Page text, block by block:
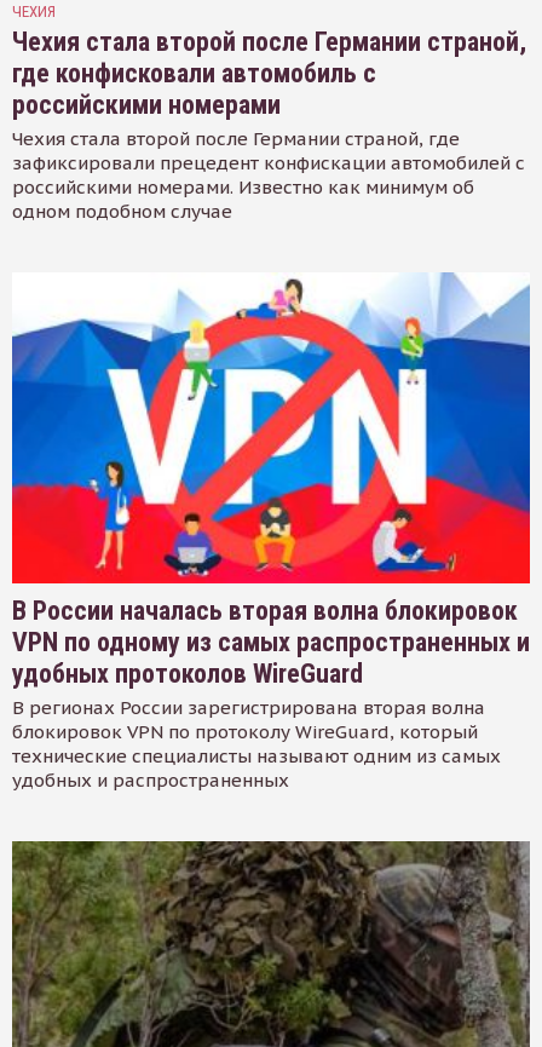
ЧЕХИЯ
Чехия стала второй после Германии страной,
где конфисковали автомобиль с
российскими номерами
Чехия стала второй после Германии страной, где
зафиксировали прецедент конфискации автомобилей с
российскими номерами. Известно как минимум об
одном подобном случае
В России началась вторая волна блокировок
VPN по одному из самых распространенных и
удобных протоколов WireGuard
В регионах России зарегистрирована вторая волна
блокировок VPN по протоколу WireGuard, который
технические специалисты называют одним из самых
удобных и распространенных